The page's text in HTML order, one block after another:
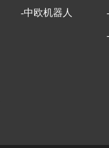
-中欧机器人